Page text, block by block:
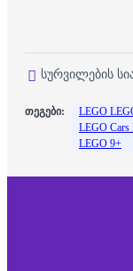
სურვილების
თეგები:
LEGO
LEGO Cars
LEGO 9+